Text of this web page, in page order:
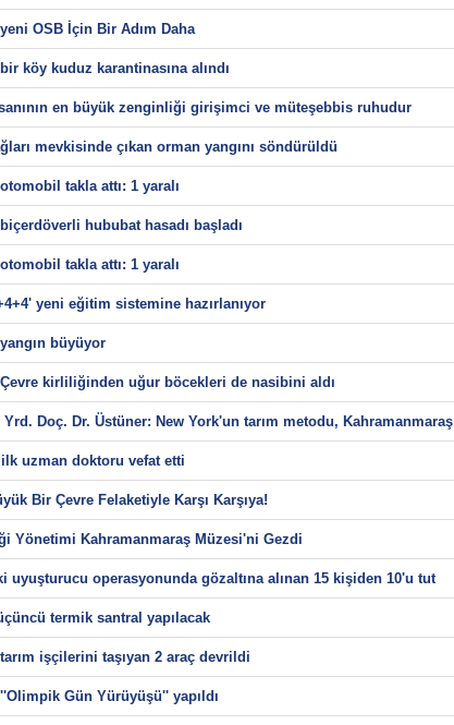
OSB İçin Bir Adım Daha
köy kuduz karantinasına alındı
en büyük zenginliği girişimci ve müteşebbis ruhudur
mevkisinde çıkan orman yangını söndürüldü
takla attı: 1 yaralı
hububat hasadı başladı
takla attı: 1 yaralı
yeni eğitim sistemine hazırlanıyor
büyüyor
kirliliğinden uğur böcekleri de nasibini aldı
Doç. Dr. Üstüner: New York'un tarım metodu, Kahramanmaraş
ilk uzman doktoru vefat etti
Bir Çevre Felaketiyle Karşı Karşıya!
Yönetimi Kahramanmaraş Müzesi'ni Gezdi
uyuşturucu operasyonunda gözaltına alınan 15 kişiden 10'u tut
termik santral yapılacak
işçilerini taşıyan 2 araç devrildi
Gün Yürüyüşü'' yapıldı